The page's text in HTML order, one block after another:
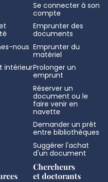
nous
intérieur
Se connecter à son
compte
Emprunter des
documents
Emprunter du
matériel
Prolonger un
emprunt
Réserver un
document ou le
faire venir en
navette
Demander un prêt
entre bibliothèques
Suggérer l'achat
d'un document
Chercheurs
et doctorants